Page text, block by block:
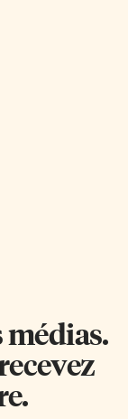
en 1745, 1755 ou
autre nom a-t-on
des
Grand
Le Grand
ou le Grand
4. Quel général
[…]
médias.